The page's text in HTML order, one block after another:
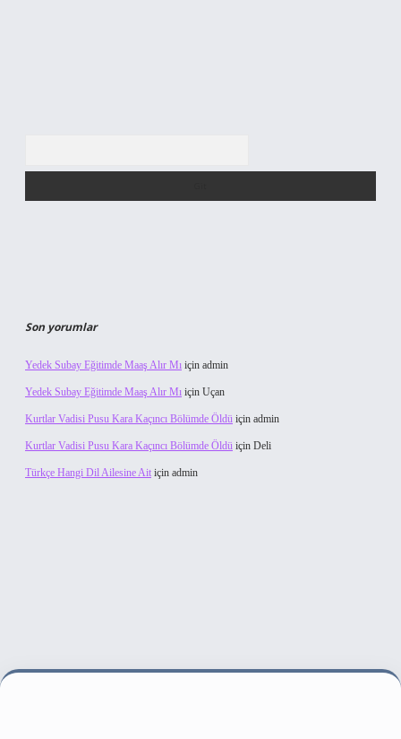
Son yorumlar
Yedek Subay Eğitimde Maaş Alır Mı için admin
Yedek Subay Eğitimde Maaş Alır Mı için Uçan
Kurtlar Vadisi Pusu Kara Kaçıncı Bölümde Öldü için admin
Kurtlar Vadisi Pusu Kara Kaçıncı Bölümde Öldü için Deli
Türkçe Hangi Dil Ailesine Ait için admin
bahis sitesi